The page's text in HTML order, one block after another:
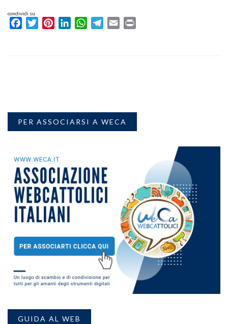
condividi su
FacebookTwitterPinterestLinkedInWhatsAppTelegram
Email
PER ASSOCIARSI A WECA
GUIDA AL WEB